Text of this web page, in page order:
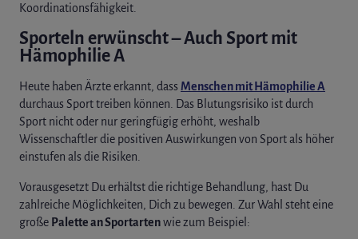
Koordinationsfähigkeit.
Sporteln erwünscht – Auch Sport mit
Hämophilie A
Heute haben Ärzte erkannt, dass Menschen mit Hämophilie A
durchaus Sport treiben können. Das Blutungsrisiko ist durch
Sport nicht oder nur geringfügig erhöht, weshalb
Wissenschaftler die positiven Auswirkungen von Sport als höher
einstufen als die Risiken.
Vorausgesetzt Du erhältst die richtige Behandlung, hast Du
zahlreiche Möglichkeiten, Dich zu bewegen. Zur Wahl steht eine
große Palette an Sportartenwie zum Beispiel: